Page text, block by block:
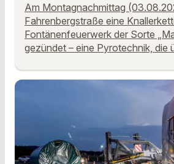
Am Montagnachmittag
Fahrenbergstraße eine
Fontänenfeuerwerk der Sorte
gezündet – eine Pyrotechnik, die